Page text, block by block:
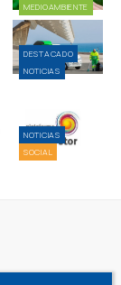
MEDIOAMBIENTE
DESTACADO
NOTICIAS
NOTICIAS
SOCIAL